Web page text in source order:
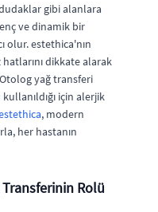
gibi alanlara
ve dinamik bir
olur. estethica'nın
hatlarını dikkate alarak
yağ transferi
için alerjik
, modern
her hastanın
Rolü